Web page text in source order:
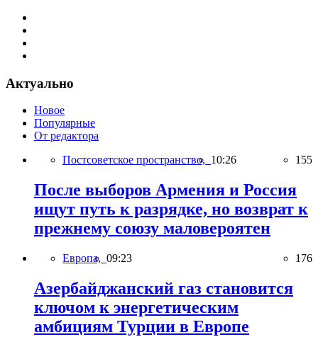
Актуально
Новое
Популярные
От редактора
Постсоветское пространство, 10:26 155
После выборов Армения и Россия
ищут путь к разрядке, но возврат к
прежнему союзу маловероятен
Европа, 09:23 176
Азербайджанский газ становится
ключом к энергетическим
амбициям Турции в Европе